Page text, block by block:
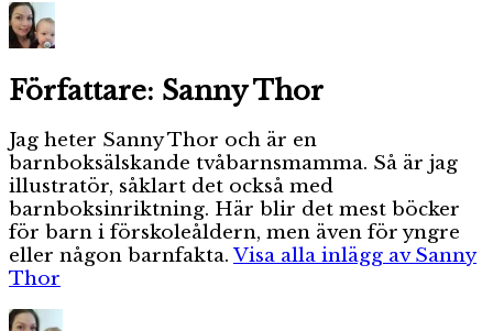
Författare: Sanny Thor
Jag heter Sanny Thor och är en
barnboksälskande tvåbarnsmamma. Så är jag
illustratör, såklart det också med
barnboksinriktning. Här blir det mest böcker
för barn i förskoleåldern, men även för yngre
eller någon barnfakta. Visa alla inlägg av Sanny
Thor